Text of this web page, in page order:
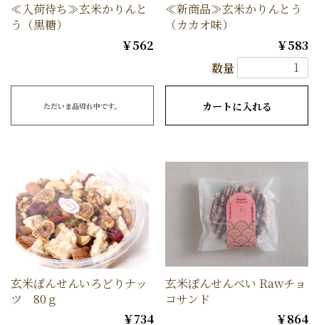
≪入荷待ち≫玄米かりんと
う（黒糖）
￥562
ただいま品切れ中です。
≪新商品≫玄米かりんとう
（カカオ味）
￥583
数量
カートに入れる
玄米ぽんせんいろどりナッ
ツ 80ｇ
￥734
玄米ぽんせんべい Rawチョ
コサンド
￥864